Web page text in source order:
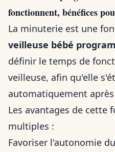
fonctionnent, bénéfices
La minuterie est une
veilleuse bébé
définir le temps de
veilleuse, afin qu'elle
automatiquement
Les avantages de cette
multiples :
Favoriser l'autonomie